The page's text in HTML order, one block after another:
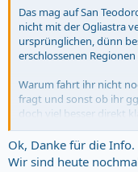
Das mag auf San
nicht mit der Ogliastra
ursprünglichen, dünn
erschlossenen
Warum fahrt ihr nicht
fragt und sonst ob ihr
doch viel besser direkt
Ok, Danke für die Info.
Wir sind heute